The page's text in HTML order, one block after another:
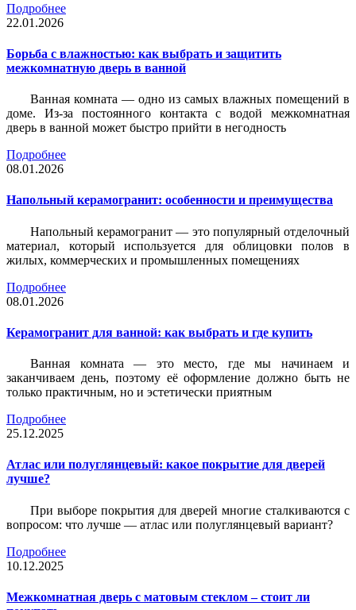
Подробнее
22.01.2026
Борьба с влажностью: как выбрать и защитить
межкомнатную дверь в ванной
Ванная комната — одно из самых влажных помещений в
доме. Из-за постоянного контакта с водой межкомнатная
дверь в ванной может быстро прийти в негодность
Подробнее
08.01.2026
Напольный керамогранит: особенности и преимущества
Напольный керамогранит — это популярный отделочный
материал, который используется для облицовки полов в
жилых, коммерческих и промышленных помещениях
Подробнее
08.01.2026
Керамогранит для ванной: как выбрать и где купить
Ванная комната — это место, где мы начинаем и
заканчиваем день, поэтому её оформление должно быть не
только практичным, но и эстетически приятным
Подробнее
25.12.2025
Атлас или полуглянцевый: какое покрытие для дверей
лучше?
При выборе покрытия для дверей многие сталкиваются с
вопросом: что лучше — атлас или полуглянцевый вариант?
Подробнее
10.12.2025
Межкомнатная дверь с матовым стеклом – стоит ли